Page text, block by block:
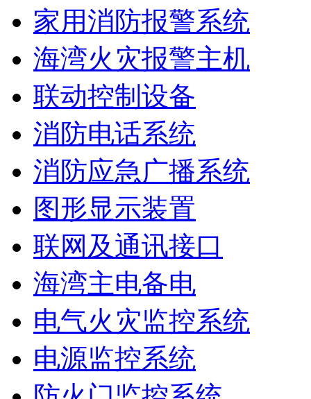
家用消防报警系统
海湾火灾报警主机
联动控制设备
消防电话系统
消防应急广播系统
图形显示装置
联网及通讯接口
海湾主电备电
电气火灾监控系统
电源监控系统